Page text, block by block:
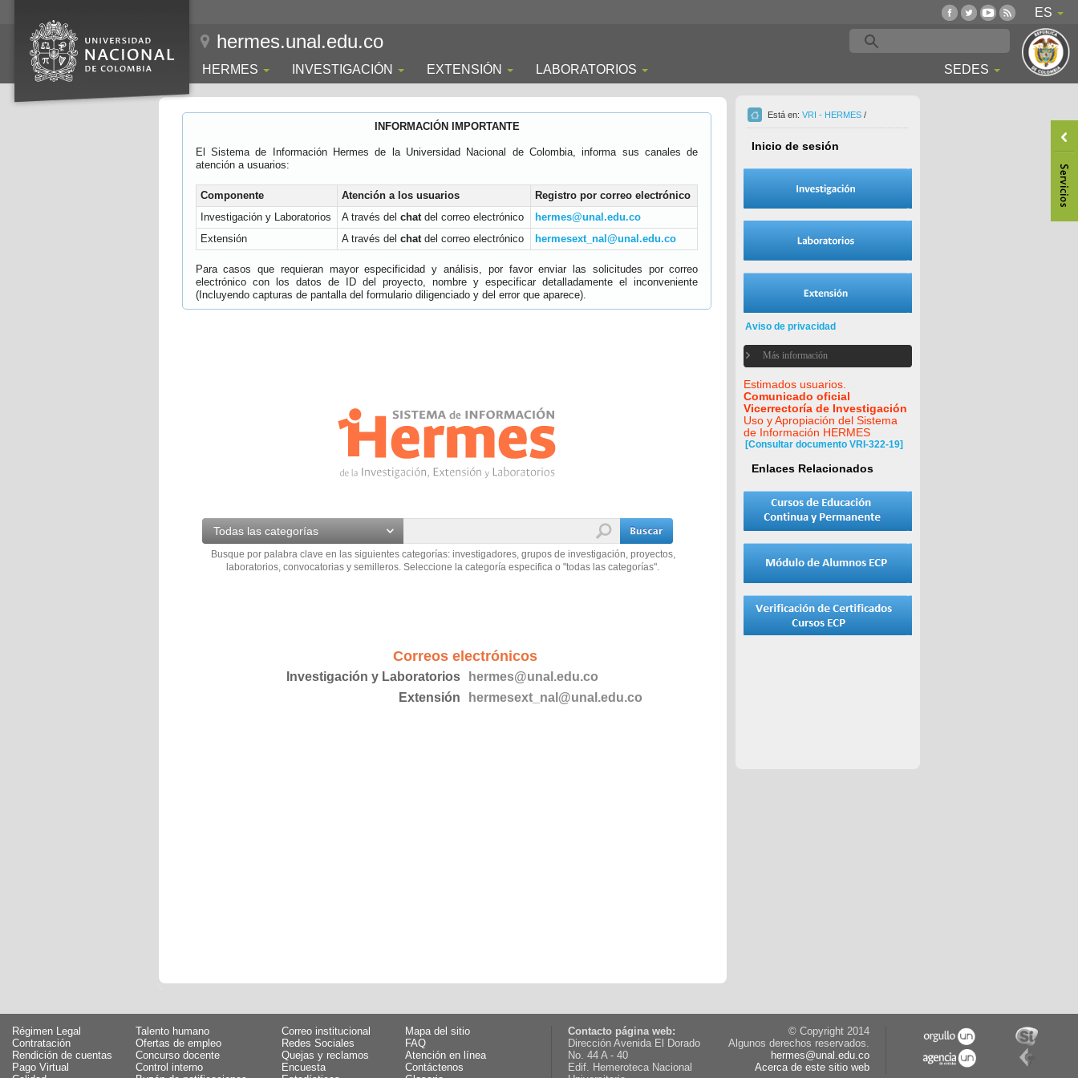
ES
hermes.unal.edu.co
HERMES INVESTIGACIÓN EXTENSIÓN LABORATORIOS SEDES
INFORMACIÓN IMPORTANTE
El Sistema de Información Hermes de la Universidad Nacional de Colombia, informa sus canales de
atención a usuarios:
Componente Atención a los usuarios
Registro por correo electrónico
Investigación y Laboratorios
A través del chatdel correo electrónico
hermes@unal.edu.co
Extensión
A través del chatdel correo electrónico hermesext_nal@unal.edu.co
Para casos que requieran mayor especificidad y análisis, por favor enviar las solicitudes por correo
electrónico con los datos de ID del proyecto, nombre y especificar detalladamente el inconveniente
(Incluyendo capturas de pantalla del formulario diligenciado y del error que aparece).
Todas las categorías
Busque por palabra clave en las siguientes categorías: investigadores, grupos de investigación, proyectos,
laboratorios, convocatorias y semilleros. Seleccione la categoría especifica o "todas las categorías".
Correos electrónicos
Investigación y Laboratorios
hermes@unal.edu.co
Extensión
hermesext_nal@unal.edu.co
Está en: VRI - HERMES /
Inicio de sesión
Aviso de privacidad
Más información
Estimados usuarios.
Comunicado oficial
Vicerrectoría de Investigación
Uso y Apropiación del Sistema
de Información HERMES
[Consultar documento VRI-322-19]
Enlaces Relacionados
Régimen Legal
Talento humano
Contratación
Ofertas de empleo
Rendición de cuentas
Concurso docente
Pago Virtual
Control interno
Correo institucional
Mapa del sitio
Redes Sociales
FAQ
Quejas y reclamos
Atención en línea
Encuesta
Contáctenos
Contacto página web:
Dirección Avenida El Dorado
No. 44 A - 40
Edif. Hemeroteca Nacional
© Copyright 2014
Algunos derechos reservados.
hermes@unal.edu.co
Acerca de este sitio web